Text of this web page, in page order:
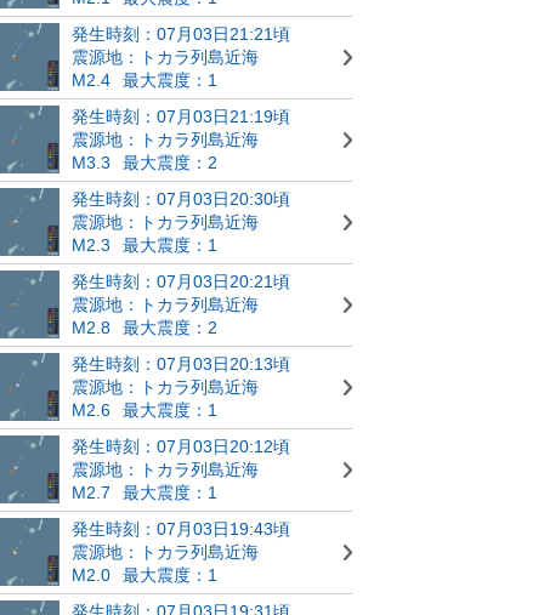
発生時刻：07月03日21:21頃
震源地：トカラ列島近海
M2.4
最大震度：1
発生時刻：07月03日21:19頃
震源地：トカラ列島近海
M3.3
最大震度：2
発生時刻：07月03日20:30頃
震源地：トカラ列島近海
M2.3
最大震度：1
発生時刻：07月03日20:21頃
震源地：トカラ列島近海
M2.8
最大震度：2
発生時刻：07月03日20:13頃
震源地：トカラ列島近海
M2.6
最大震度：1
発生時刻：07月03日20:12頃
震源地：トカラ列島近海
M2.7
最大震度：1
発生時刻：07月03日19:43頃
震源地：トカラ列島近海
M2.0
最大震度：1
発生時刻：07月03日19:31頃